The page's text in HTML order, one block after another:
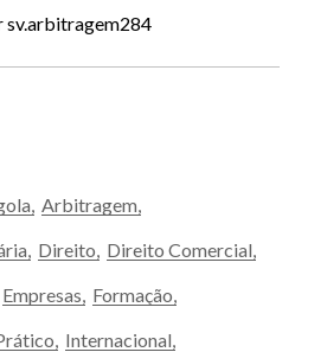
sv.arbitragem284
Arbitragem
Direito Direito Comercial
Empresas Formação
Internacional